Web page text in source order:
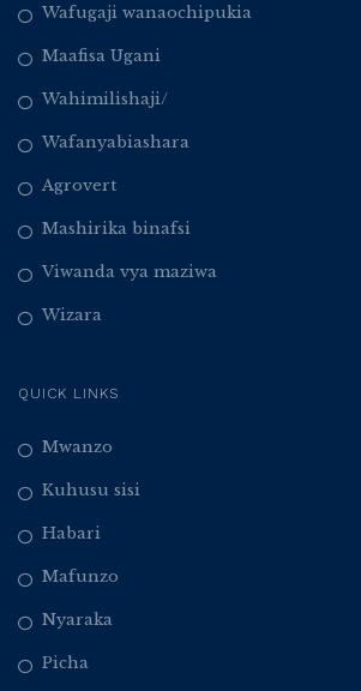
Wafugaji wanaochipukia
Maafisa Ugani
Wahimilishaji/
Wafanyabiashara
Agrovert
Mashirika binafsi
Viwanda vya maziwa
Wizara
QUICK LINKS
Mwanzo
Kuhusu sisi
Habari
Mafunzo
Nyaraka
Picha